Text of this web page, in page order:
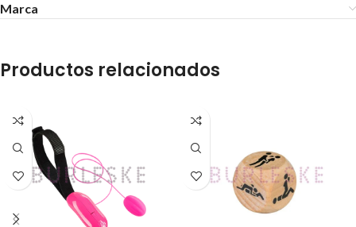
Marca
Productos relacionados